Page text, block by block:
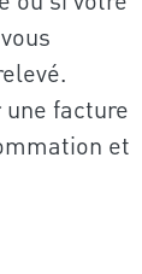
facture
et